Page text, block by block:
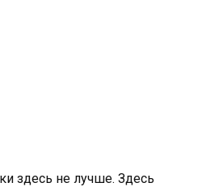
здесь не лучше. Здесь